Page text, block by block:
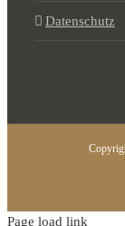
Datenschutz
Page load link